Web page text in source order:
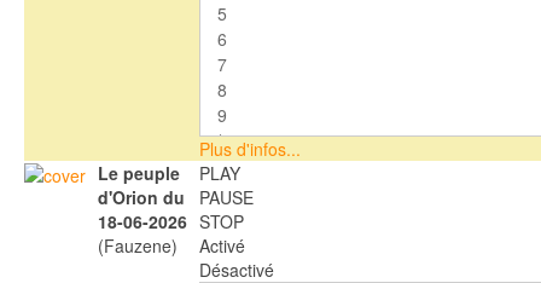
Plus d'infos...
Le peuple
d'Orion du
18-06-2026
(Fauzene)
PLAY
PAUSE
STOP
Activé
Désactivé